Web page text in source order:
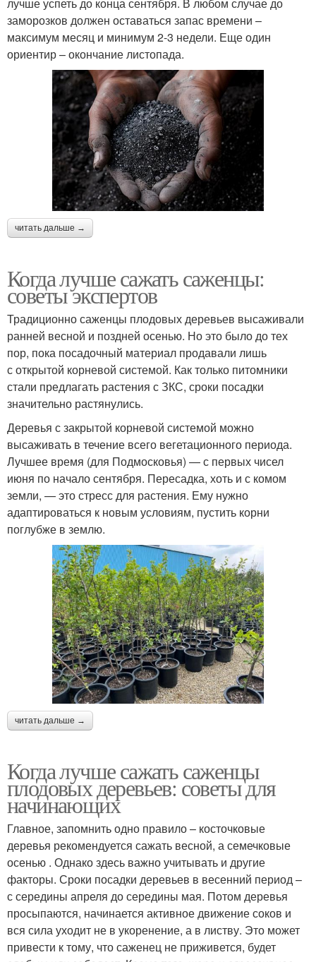
лучше успеть до конца сентября. В любом случае до
заморозков должен оставаться запас времени –
максимум месяц и минимум 2-3 недели. Еще один
ориентир – окончание листопада.
читать дальше →
Когда лучше сажать саженцы:
советы экспертов
Традиционно саженцы плодовых деревьев высаживали
ранней весной и поздней осенью. Но это было до тех
пор, пока посадочный материал продавали лишь
с открытой корневой системой. Как только питомники
стали предлагать растения с ЗКС, сроки посадки
значительно растянулись.
Деревья с закрытой корневой системой можно
высаживать в течение всего вегетационного периода.
Лучшее время (для Подмосковья) — с первых чисел
июня по начало сентября. Пересадка, хоть и с комом
земли, — это стресс для растения. Ему нужно
адаптироваться к новым условиям, пустить корни
поглубже в землю.
читать дальше →
Когда лучше сажать саженцы
плодовых деревьев: советы для
начинающих
Главное, запомнить одно правило – косточковые
деревья рекомендуется сажать весной, а семечковые
осенью . Однако здесь важно учитывать и другие
факторы. Сроки посадки деревьев в весенний период –
с середины апреля до середины мая. Потом деревья
просыпаются, начинается активное движение соков и
вся сила уходит не в укоренение, а в листву. Это может
привести к тому, что саженец не приживется, будет